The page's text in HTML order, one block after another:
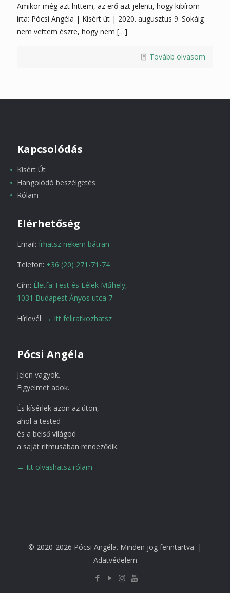
Amikor még azt hittem, az erő azt jelenti, hogy kibírom
írta: Pócsi Angéla | Kísért út | 2020. augusztus 9. Sokáig
nem vettem észre, hogy nem […]
Tovább olvasom
Kapcsolódás
Kísért Út
Hangolódó beszélgetés
Rólam
Elérhetőség
Email: Írhatsz nekem bátran
Telefon: +36 (20) 271-71-74
Cím: Életfa Test és Lélek Műhely,
1031 Budapest Ányos utca 7
Hírlevél: → Itt feliratkozhatsz
Pócsi Angéla
Jelen vagyok.
Figyelmet adok.
És kísérlek azon az úton,
ahol a tested
és a belső világod
a saját ritmusában rendeződik.
→ Itt olvashatsz rólam
© 2020-2026 Pócsi Angéla. Minden jog fenntartva. |
Adatvédelem